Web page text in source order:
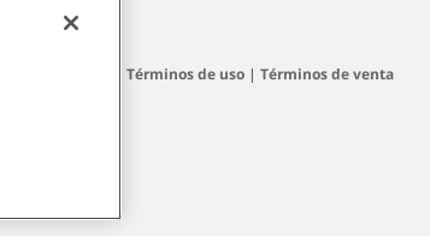
Términos de uso| Términos de venta